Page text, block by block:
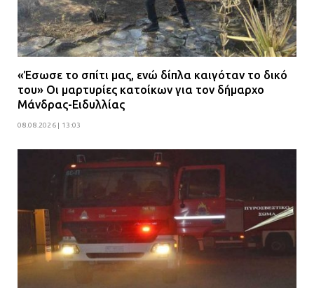
«Έσωσε το σπίτι μας, ενώ δίπλα καιγόταν το δικό
του» Οι μαρτυρίες κατοίκων για τον δήμαρχο
Μάνδρας-Ειδυλλίας
08.08.2026 | 13:03